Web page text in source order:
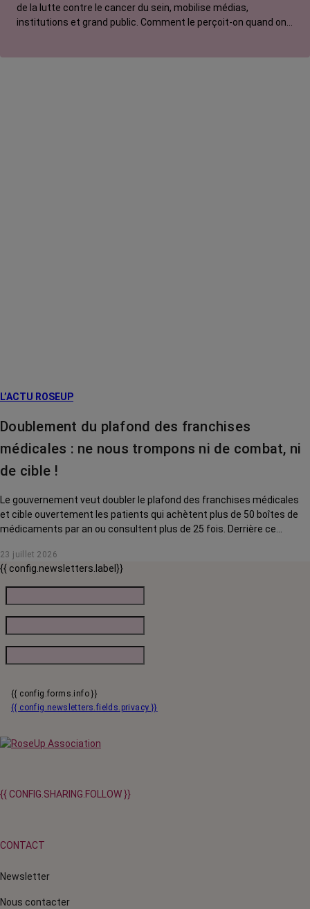
de la lutte contre le cancer du sein, mobilise médias,
institutions et grand public. Comment le perçoit-on quand on
L’ACTU ROSEUP
Doublement du plafond des franchises
médicales : ne nous trompons ni de combat, ni
de cible !
Le gouvernement veut doubler le plafond des franchises médicales
et cible ouvertement les patients qui achètent plus de 50 boîtes de
médicaments par an ou consultent plus de 25 fois. Derrière ce
chroniques, et en premier lieu les personnes touchées par un cancer,
qui vont payer le prix fort. RoseUp alerte : cette mesure ne
responsabilise personne, elle punit des patients qui n'ont pas le choix.
23 juillet 2026
{{ config.newsletters.label}}
{{ config.forms.info }}
{{ config.newsletters.fields.privacy }}
{{ CONFIG.SHARING.FOLLOW }}
CONTACT
Newsletter
Nous contacter